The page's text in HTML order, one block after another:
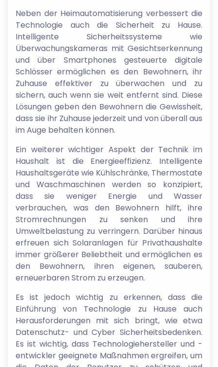
Neben der Heimautomatisierung verbessert die
Technologie auch die Sicherheit zu Hause.
Intelligente Sicherheitssysteme wie
Überwachungskameras mit Gesichtserkennung
und über Smartphones gesteuerte digitale
Schlösser ermöglichen es den Bewohnern, ihr
Zuhause effektiver zu überwachen und zu
sichern, auch wenn sie weit entfernt sind. Diese
Lösungen geben den Bewohnern die Gewissheit,
dass sie ihr Zuhause jederzeit und von überall aus
im Auge behalten können.
Ein weiterer wichtiger Aspekt der Technik im
Haushalt ist die Energieeffizienz. Intelligente
Haushaltsgeräte wie Kühlschränke, Thermostate
und Waschmaschinen werden so konzipiert,
dass sie weniger Energie und Wasser
verbrauchen, was den Bewohnern hilft, ihre
Stromrechnungen zu senken und ihre
Umweltbelastung zu verringern. Darüber hinaus
erfreuen sich Solaranlagen für Privathaushalte
immer größerer Beliebtheit und ermöglichen es
den Bewohnern, ihren eigenen, sauberen,
erneuerbaren Strom zu erzeugen.
Es ist jedoch wichtig zu erkennen, dass die
Einführung von Technologie zu Hause auch
Herausforderungen mit sich bringt, wie etwa
Datenschutz- und Cyber Sicherheitsbedenken.
Es ist wichtig, dass Technologiehersteller und -
entwickler geeignete Maßnahmen ergreifen, um